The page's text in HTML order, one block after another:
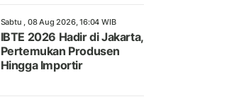
Sabtu , 08 Aug 2026, 16:04 WIB
IBTE 2026 Hadir di Jakarta,
Pertemukan Produsen
Hingga Importir